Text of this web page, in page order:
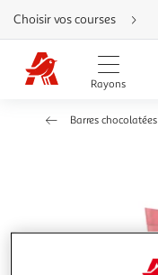
Aller
directement
au
contenu
Aller
directement
Aller
besoin
Choisir vos courses
Rayons
Barres chocolatées